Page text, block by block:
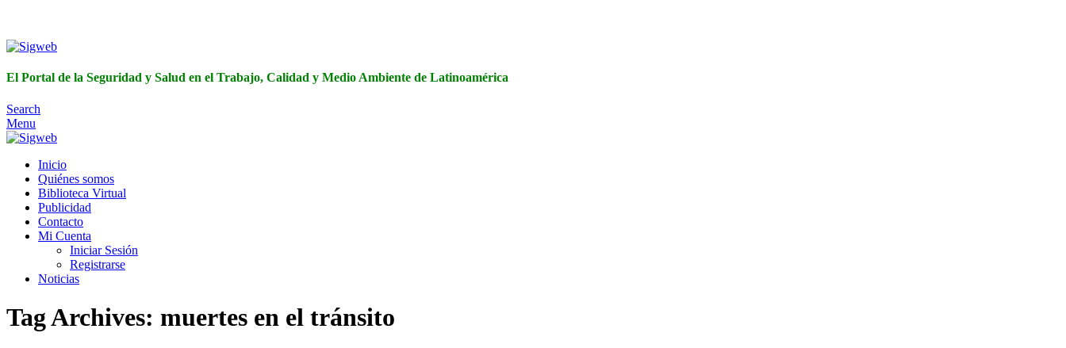
El Portal de la Seguridad y Salud en el Trabajo, Calidad y Medio Ambiente de Latinoamérica
Search
Menu
Inicio
Quiénes somos
Biblioteca Virtual
Publicidad
Contacto
Mi Cuenta
Iniciar Sesión
Registrarse
Noticias
Tag Archives: muertes en el tránsito